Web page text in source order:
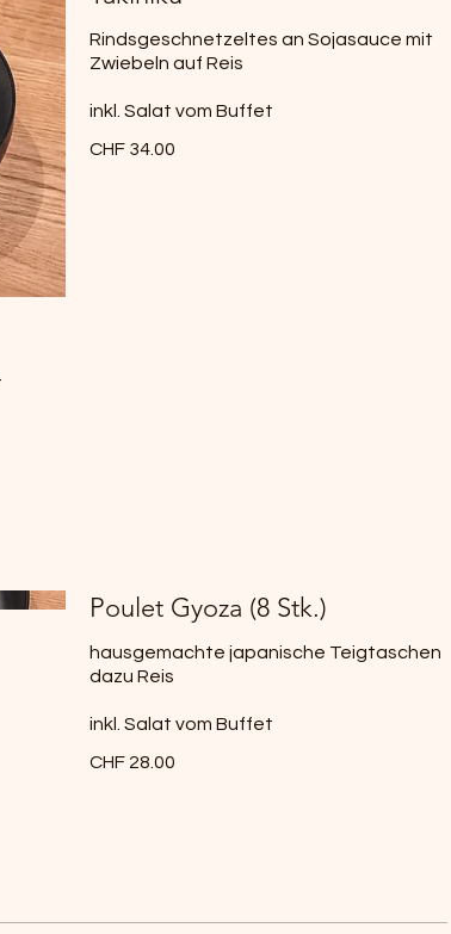
Rindsgeschnetzeltes an Sojasauce mit
Zwiebeln auf Reis
inkl. Salat vom Buffet
CHF 34.00
Poulet Gyoza (8 Stk.)
hausgemachte japanische Teigtaschen
dazu Reis
inkl. Salat vom Buffet
CHF 28.00